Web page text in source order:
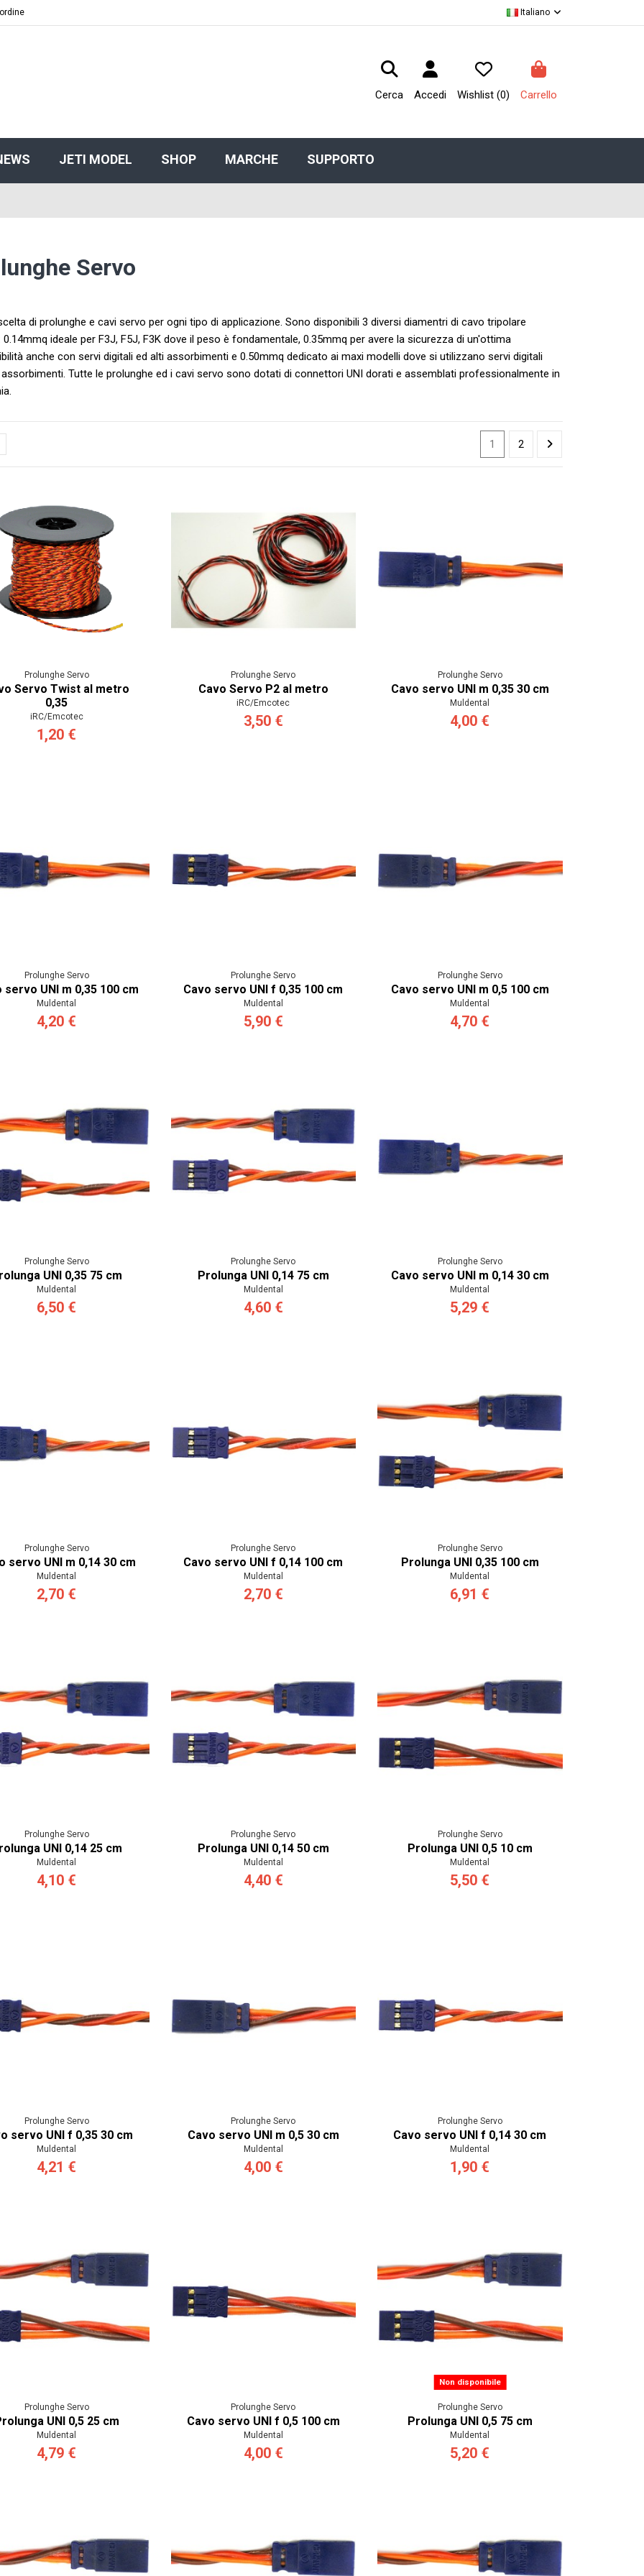
Italiano
Cerca Accedi Wishlist (0) Carrello
JETI MODEL SHOP MARCHE SUPPORTO
Servo
di prolunghe e cavi servo per ogni tipo di applicazione. Sono disponibili 3 diversi diamentri di cavo tripolare
ideale per F3J, F5J, F3K dove il peso è fondamentale, 0.35mmq per avere la sicurezza di un'ottima
anche con servi digitali ed alti assorbimenti e 0.50mmq dedicato ai maxi modelli dove si utilizzano servi digitali
Tutte le prolunghe ed i cavi servo sono dotati di connettori UNI dorati e assemblati professionalmente in
1 2
Prolunghe Servo
Servo Twist al metro
0,35
iRC/Emcotec
1,20 €
Prolunghe Servo
Cavo Servo P2 al metro
iRC/Emcotec
3,50 €
Prolunghe Servo
Cavo servo UNI m 0,35 30 cm
Muldental
4,00 €
Prolunghe Servo
servo UNI m 0,35 100 cm
Muldental
4,20 €
Prolunghe Servo
Cavo servo UNI f 0,35 100 cm
Muldental
5,90 €
Prolunghe Servo
Cavo servo UNI m 0,5 100 cm
Muldental
4,70 €
Prolunghe Servo
UNI 0,35 75 cm
Muldental
6,50 €
Prolunghe Servo
Prolunga UNI 0,14 75 cm
Muldental
4,60 €
Prolunghe Servo
Cavo servo UNI m 0,14 30 cm
Muldental
5,29 €
Prolunghe Servo
servo UNI m 0,14 30 cm
Muldental
2,70 €
Prolunghe Servo
Cavo servo UNI f 0,14 100 cm
Muldental
2,70 €
Prolunghe Servo
Prolunga UNI 0,35 100 cm
Muldental
6,91 €
Prolunghe Servo
UNI 0,14 25 cm
Muldental
4,10 €
Prolunghe Servo
Prolunga UNI 0,14 50 cm
Muldental
4,40 €
Prolunghe Servo
Prolunga UNI 0,5 10 cm
Muldental
5,50 €
Prolunghe Servo
servo UNI f 0,35 30 cm
Muldental
4,21 €
Prolunghe Servo
Cavo servo UNI m 0,5 30 cm
Muldental
4,00 €
Prolunghe Servo
Cavo servo UNI f 0,14 30 cm
Muldental
1,90 €
Prolunghe Servo
UNI 0,5 25 cm
Muldental
4,79 €
Prolunghe Servo
Cavo servo UNI f 0,5 100 cm
Muldental
4,00 €
Non disponibile
Prolunghe Servo
Prolunga UNI 0,5 75 cm
Muldental
5,20 €